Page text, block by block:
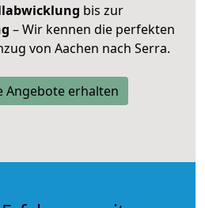
bis zur
– Wir kennen die perfekten
von Aachen nach Serra.
Angebote erhalten